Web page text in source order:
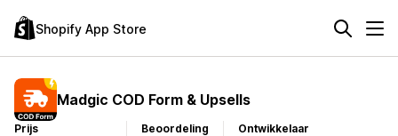
Shopify App Store
Madgic COD Form & Upsells
Prijs
Beoordeling
Ontwikkelaar